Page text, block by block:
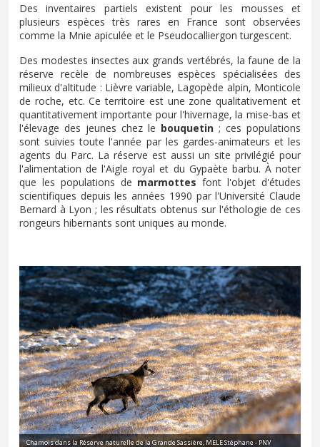
Des inventaires partiels existent pour les mousses et
plusieurs espèces très rares en France sont observées
comme la Mnie apiculée et le Pseudocalliergon turgescent.
Des modestes insectes aux grands vertébrés, la faune de la
réserve recèle de nombreuses espèces spécialisées des
milieux d'altitude : Lièvre variable, Lagopède alpin, Monticole
de roche, etc. Ce territoire est une zone qualitativement et
quantitativement importante pour l'hivernage, la mise-bas et
l'élevage des jeunes chez le bouquetin ; ces populations
sont suivies toute l'année par les gardes-animateurs et les
agents du Parc. La réserve est aussi un site privilégié pour
l'alimentation de l'Aigle royal et du Gypaète barbu. À noter
que les populations de marmottes font l'objet d'études
scientifiques depuis les années 1990 par l'Université Claude
Bernard à Lyon ; les résultats obtenus sur l'éthologie de ces
rongeurs hibernants sont uniques au monde.
Chamois dans la Réserve naturelle de la Grande Sassière, MELE Stéphane - PNV